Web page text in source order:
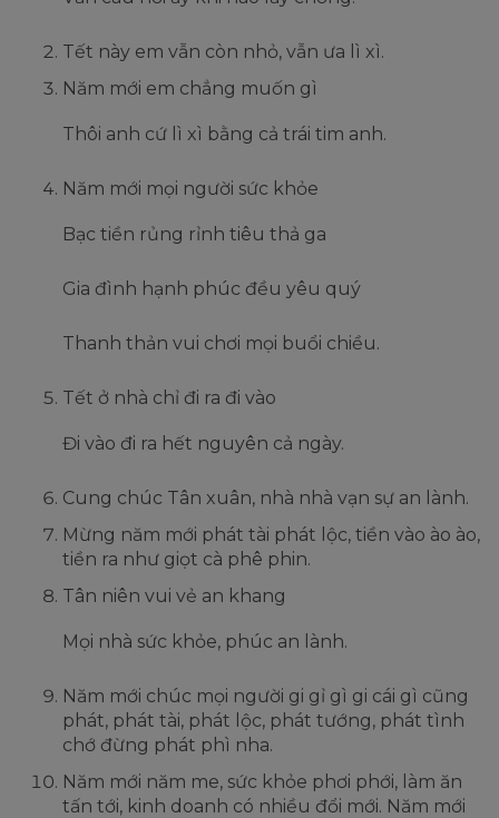
Tết này em vẫn còn nhỏ, vẫn ưa lì xì.
Năm mới em chẳng muốn gì
Thôi anh cứ lì xì bằng cả trái tim anh.
Năm mới mọi người sức khỏe
Bạc tiền rủng rỉnh tiêu thả ga
Gia đình hạnh phúc đều yêu quý
Thanh thản vui chơi mọi buổi chiều.
Tết ở nhà chỉ đi ra đi vào
Đi vào đi ra hết nguyên cả ngày.
Cung chúc Tân xuân, nhà nhà vạn sự an lành.
Mừng năm mới phát tài phát lộc, tiền vào ào ào,
tiền ra như giọt cà phê phin.
Tân niên vui vẻ an khang
Mọi nhà sức khỏe, phúc an lành.
Năm mới chúc mọi người gi gỉ gì gi cái gì cũng
phát, phát tài, phát lộc, phát tướng, phát tình
chớ đừng phát phì nha.
Năm mới năm me, sức khỏe phơi phới, làm ăn
tấn tới, kinh doanh có nhiều đổi mới. Năm mới